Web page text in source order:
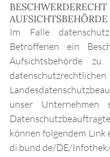
AUFSICHTSBEHÖRDE
Im Falle
Betroffenen ein
Aufsichtsbehörde
unser
können folgendem Link
di.bund.de/DE/